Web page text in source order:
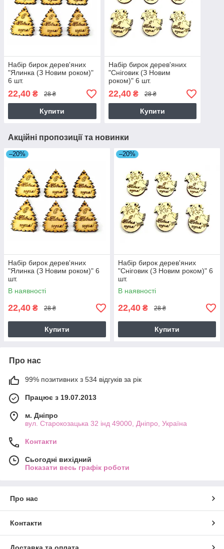
Набір бирок дерев'яних
"Ялинка (З Новим роком)"
6 шт.
22,40 ₴ 28 ₴
Купити
Набір бирок дерев'яних
"Сніговик (З Новим
роком)" 6 шт.
22,40₴ 28 ₴
Купити
Акційні пропозиції та новинки
–20%
Набір бирок дерев'яних
"Ялинка (З Новим роком)" 6
шт.
В наявності
22,40 ₴ 28 ₴
Купити
–20%
Набір бирок дерев'яних
"Сніговик (З Новим роком)" 6
шт.
В наявності
22,40 ₴ 28 ₴
Купити
Про нас
99% позитивних з 534 відгуків за рік
Працює з 19.07.2013
м. Дніпро
вул. Старокозацька 32 інд 49000, Дніпро, Україна
Контакти
Сьогодні вихідний
Показати весь графік роботи
Про нас
Контакти